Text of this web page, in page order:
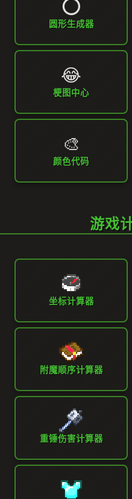
⭕
圆形生成器
😂
梗图中心
🎨
颜色代码
游戏
坐标计算器
附魔顺序计算器
重锤伤害计算器